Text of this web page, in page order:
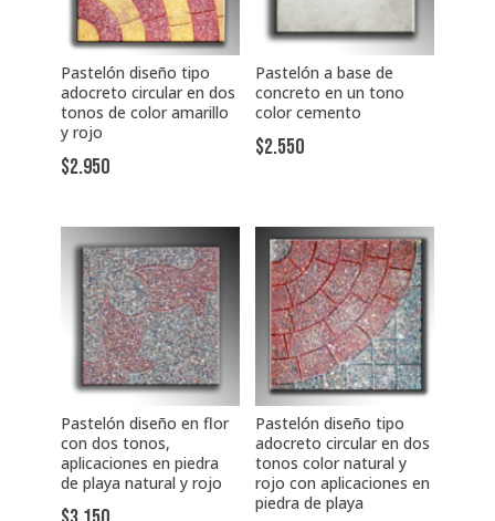
Pastelón diseño tipo
adocreto circular en dos
tonos de color amarillo
y rojo
$2.950
Pastelón a base de
concreto en un tono
color cemento
$2.550
Pastelón diseño en flor
con dos tonos,
aplicaciones en piedra
de playa natural y rojo
Pastelón diseño tipo
adocreto circular en dos
tonos color natural y
rojo con aplicaciones en
piedra de playa